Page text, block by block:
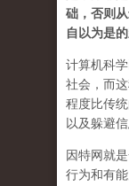
础，否则
自以为是
计算机科
社会，而
程度比传
以及躲避
因特网就
行为和有